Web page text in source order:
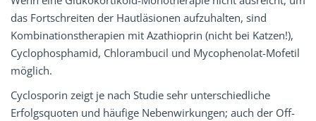
das Fortschreiten der Hautläsionen aufzuhalten, sind
Kombinationstherapien mit Azathioprin (nicht bei Katzen!),
Cyclophosphamid, Chlorambucil und Mycophenolat-Mofetil
möglich.
Cyclosporin zeigt je nach Studie sehr unterschiedliche
Erfolgsquoten und häufige Nebenwirkungen; auch der Off-